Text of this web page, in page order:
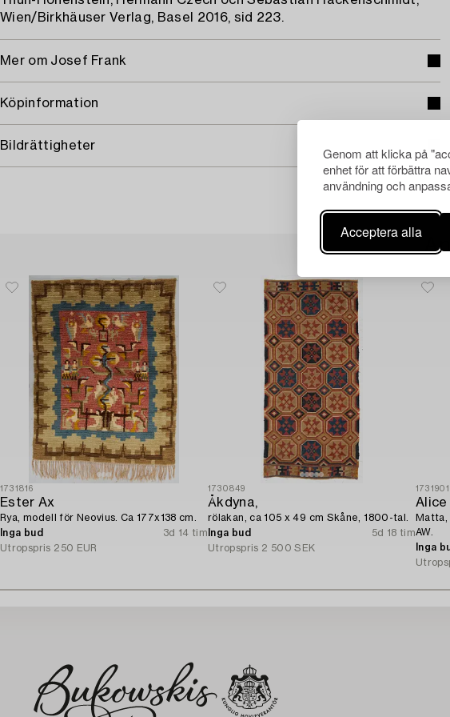
Genom att klicka på
enhet för att förbättra
användning och
Acceptera alla
Wien/Birkhäuser Verlag, Basel 2016, sid 223.
Mer om Josef Frank
Köpinformation
Bildrättigheter
1731816
Ester Ax
Rya, modell för Neovius. Ca 177x138 cm.
Inga bud
3d 14 tim
Utropspris 250 EUR
1730849
Åkdyna,
rölakan, ca 105 x 49 cm Skåne, 1800-tal.
Inga bud
5d 18 tim
Utropspris 2 500 SEK
1731901
Alice
Matta,
AW.
Inga